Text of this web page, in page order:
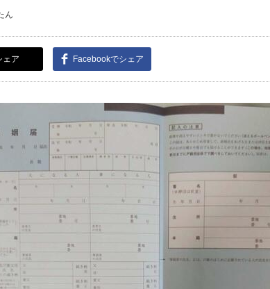
ん
ェア Facebookでシェア